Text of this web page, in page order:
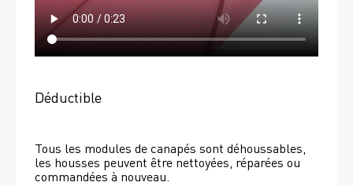
Déductible
Tous les modules de canapés sont déhoussables,
les housses peuvent être nettoyées, réparées ou
commandées à nouveau.